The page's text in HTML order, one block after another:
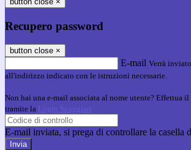
Recupero password
button close ×
E-mail Verrà
all'indirizzo indicato con le istruzioni necessarie.
Non hai una e-mail associata al nome utente? Effettua il
tramite la Login Spaggiari
E-mail inviata, si prega di controllare la casella